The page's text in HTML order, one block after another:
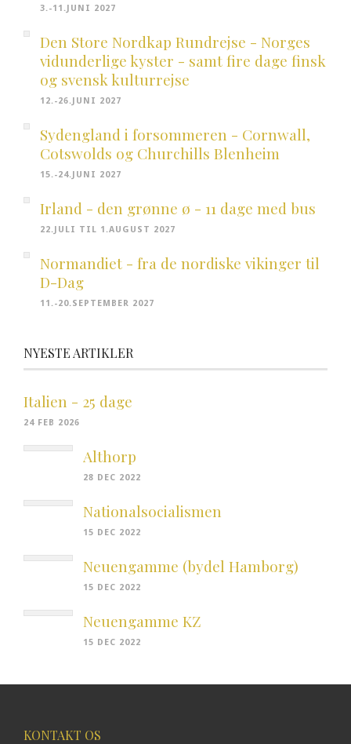
3.-11.JUNI 2027
Den Store Nordkap Rundrejse - Norges
vidunderlige kyster - samt fire dage finsk
og svensk kulturrejse
12.-26.JUNI 2027
Sydengland i forsommeren - Cornwall,
Cotswolds og Churchills Blenheim
15.-24.JUNI 2027
Irland - den grønne ø - 11 dage med bus
22.JULI TIL 1.AUGUST 2027
Normandiet - fra de nordiske vikinger til
D-Dag
11.-20.SEPTEMBER 2027
NYESTE ARTIKLER
Italien - 25 dage
24 FEB 2026
Althorp
28 DEC 2022
Nationalsocialismen
15 DEC 2022
Neuengamme (bydel Hamborg)
15 DEC 2022
Neuengamme KZ
15 DEC 2022
KONTAKT OS